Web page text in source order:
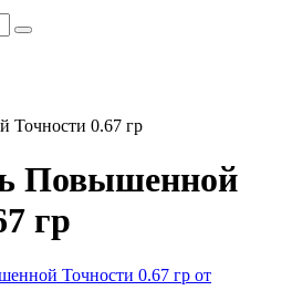
0.67 гр
Повышенной
гр